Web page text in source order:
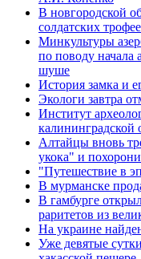
В новгородской
солдатских
Минкультуры
по поводу начала
шуше
История замка и
Экологи завтра
Институт
Алтайцы вновь
укока" и
"Путешествие в
В мурманске
В гамбурге
раритетов из
На украине
Уже девятые